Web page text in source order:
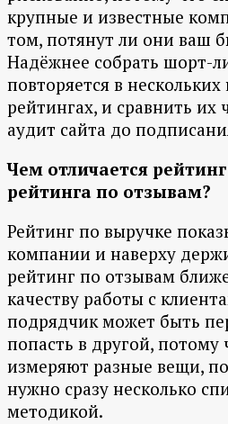
крупные и известные
том, потянут ли они ваш
Надёжнее собрать шорт-
повторяется в
рейтингах, и сравнить их
аудит сайта до
Чем отличается
рейтинга по отзывам?
Рейтинг по выручке
компании и наверху
рейтинг по отзывам
качеству работы с
подрядчик может быть
попасть в другой, потому
измеряют разные вещи,
нужно сразу несколько
методикой.